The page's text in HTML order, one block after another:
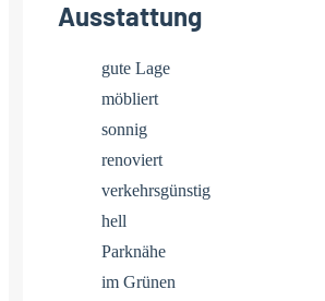
Ausstattung
gute Lage
möbliert
sonnig
renoviert
verkehrsgünstig
hell
Parknähe
im Grünen